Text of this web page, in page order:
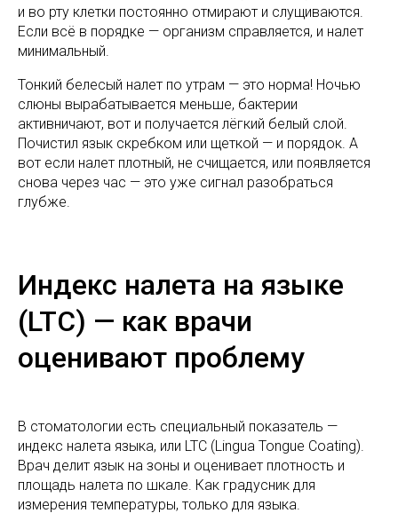
и во рту клетки постоянно отмирают и слущиваются.
Если всё в порядке — организм справляется, и налет
минимальный.
Тонкий белесый налет по утрам — это норма! Ночью
слюны вырабатывается меньше, бактерии
активничают, вот и получается лёгкий белый слой.
Почистил язык скребком или щеткой — и порядок. А
вот если налет плотный, не счищается, или появляется
снова через час — это уже сигнал разобраться
глубже.
Индекс налета на языке
(LTC) — как врачи
оценивают проблему
В стоматологии есть специальный показатель —
индекс налета языка, или LTC (Lingua Tongue Coating).
Врач делит язык на зоны и оценивает плотность и
площадь налета по шкале. Как градусник для
измерения температуры, только для языка.